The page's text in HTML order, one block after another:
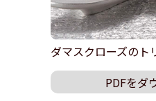
ダマスクローズのト
PDFをダ